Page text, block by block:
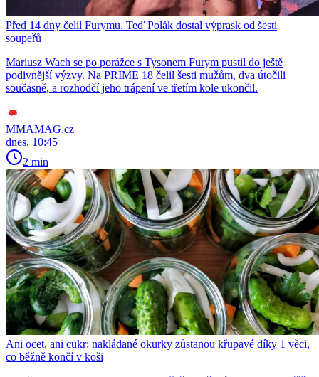
Před 14 dny čelil Furymu. Teď Polák dostal výprask od šesti
soupeřů
Mariusz Wach se po porážce s Tysonem Furym pustil do ještě
podivnější výzvy. Na PRIME 18 čelil šesti mužům, dva útočili
současně, a rozhodčí jeho trápení ve třetím kole ukončil.
MMAMAG.cz
dnes, 10:45
2 min
Ani ocet, ani cukr: nakládané okurky zůstanou křupavé díky 1 věci,
co běžně končí v koši